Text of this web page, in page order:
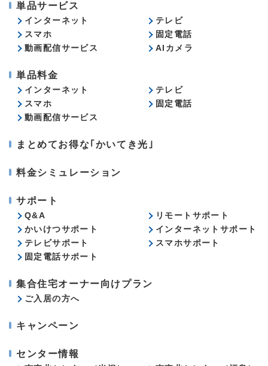
単品サービス
インターネット
テレビ
スマホ
固定電話
動画配信サービス
AIカメラ
単品料金
インターネット
テレビ
スマホ
固定電話
動画配信サービス
まとめてお得な｢かいてき光｣
料金シミュレーション
サポート
Q&A
リモートサポート
かいけつサポート
インターネットサポート
テレビサポート
スマホサポート
固定電話サポート
集合住宅オーナー向けプラン
ご入居の方へ
キャンペーン
センター情報